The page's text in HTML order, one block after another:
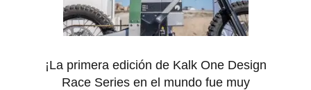
¡La primera edición de Kalk One Design
Race Series en el mundo fue muy